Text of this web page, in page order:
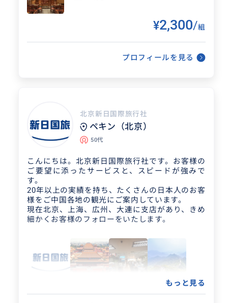
20代
スムーズな対応ありがとうございまし
¥2,300/組
プロフィールを見る
北京新日国際旅行社
ペキン（北京）
50代
こんにちは。北京新日国際旅行社です。お客様の
ご要望に添ったサービスと、スピードが強みで
す。
20年以上の実績を持ち、たくさんの日本人のお客
様をご中国各地の観光にご案内しています。
現在北京、上海、広州、大連に支店があり、きめ
細かくお客様のフォローをいたします。
もっと見る